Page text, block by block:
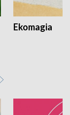
Ekomagia